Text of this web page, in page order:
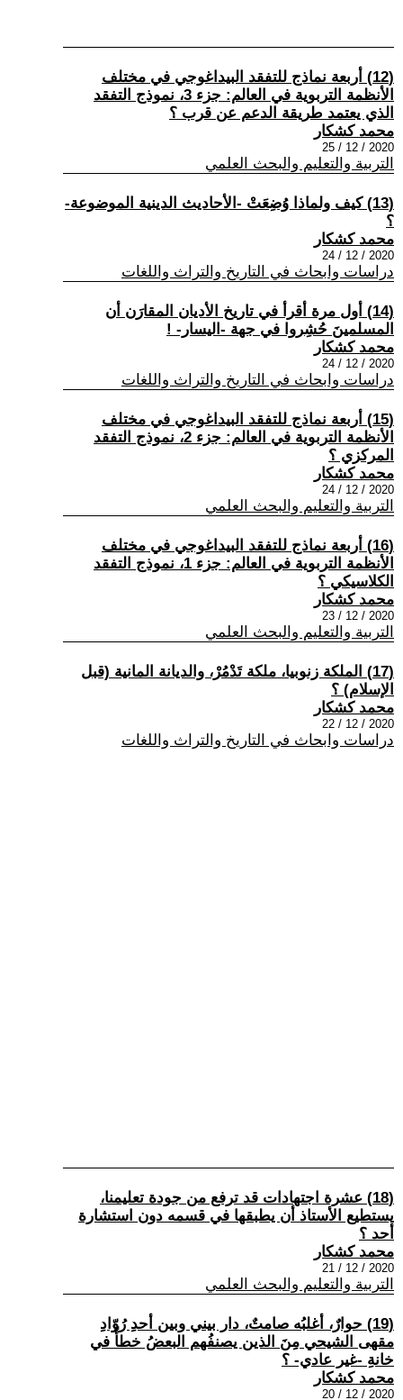
(12) أربعة نماذج للتفقد البيداغوجي في مختلف
الأنظمة التربوية في العالم: جزء 3، نموذج التفقد
الذي يعتمد طريقة الدعم عن قرب ؟
محمد كشكار
2020 / 12 / 25
التربية والتعليم والبحث العلمي
(13) كيف ولماذا وُضِعَتْ -الأحاديث الدينية الموضوعة-
؟
محمد كشكار
2020 / 12 / 24
دراسات وابحاث في التاريخ والتراث واللغات
(14) أول مرة أقرأ في تاريخ الأديان المقارَن أن
المسلمينَ حُشِروا في جهة -اليسار- !
محمد كشكار
2020 / 12 / 24
دراسات وابحاث في التاريخ والتراث واللغات
(15) أربعة نماذج للتفقد البيداغوجي في مختلف
الأنظمة التربوية في العالم: جزء 2، نموذج التفقد
المركزي ؟
محمد كشكار
2020 / 12 / 24
التربية والتعليم والبحث العلمي
(16) أربعة نماذج للتفقد البيداغوجي في مختلف
الأنظمة التربوية في العالم: جزء 1، نموذج التفقد
الكلاسيكي ؟
محمد كشكار
2020 / 12 / 23
التربية والتعليم والبحث العلمي
(17) الملكة زنوبيا، ملكة تَدْمُرْ، والديانة المانية (قبل
الإسلام) ؟
محمد كشكار
2020 / 12 / 22
دراسات وابحاث في التاريخ والتراث واللغات
(18) عشرة اجتهادات قد ترفع من جودة تعليمنا،
يستطيع الأستاذ أن يطبقها في قسمه دون استشارة
أحد ؟
محمد كشكار
2020 / 12 / 21
التربية والتعليم والبحث العلمي
(19) حوارٌ، أغلبُه صامتٌ، دار بيني وبين أحدِ رُوّادِ
مقهى الشيحي مِنَ الذين يصنفُهم البعضُ خطأً في
خانةِ -غير عادي- ؟
محمد كشكار
2020 / 12 / 20